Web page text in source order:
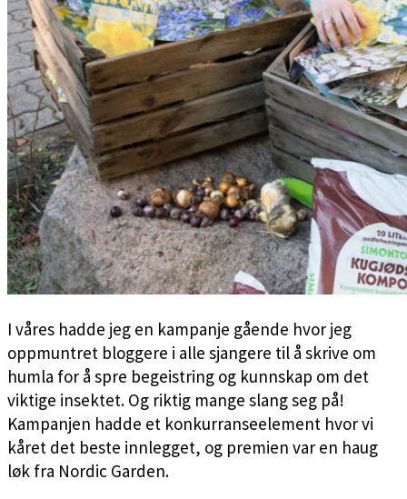
I våres hadde jeg en kampanje gående hvor jeg
oppmuntret bloggere i alle sjangere til å skrive om
humla for å spre begeistring og kunnskap om det
viktige insektet. Og riktig mange slang seg på!
Kampanjen hadde et konkurranseelement hvor vi
kåret det beste innlegget, og premien var en haug
løk fra Nordic Garden.